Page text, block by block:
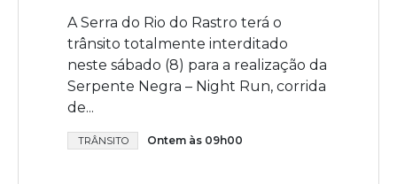
A Serra do Rio do Rastro terá o
trânsito totalmente interditado
neste sábado (8) para a realização da
Serpente Negra – Night Run, corrida
de...
TRÂNSITO Ontem às 09h00